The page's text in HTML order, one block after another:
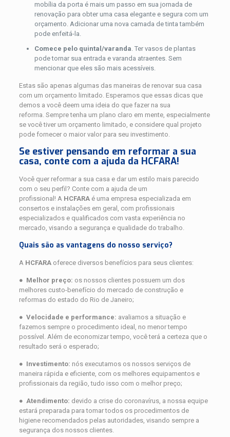
mobília da porta é mais um passo em sua jornada de
renovação para obter uma casa elegante e segura com um
orçamento. Adicionar uma nova camada de tinta também
pode enfeitá-la.
Comece pelo quintal/varanda. Ter vasos de plantas
pode tornar sua entrada e varanda atraentes. Sem
mencionar que eles são mais acessíveis.
Estas são apenas algumas das maneiras de renovar sua casa
com um orçamento limitado. Esperamos que essas dicas que
demos a você deem uma ideia do que fazer na sua
reforma. Sempre tenha um plano claro em mente, especialmente
se você tiver um orçamento limitado, e considere qual projeto
pode fornecer o maior valor para seu investimento.
Se estiver pensando em reformar a sua
casa, conte com a ajuda da HCFARA!
Você quer reformar a sua casa e dar um estilo mais parecido
com o seu perfil? Conte com a ajuda de um
profissional! A HCFARAé uma empresa especializada em
consertos e instalações em geral, com profissionais
especializados e qualificados com vasta experiência no
mercado, visando a segurança e qualidade do trabalho.
Quais são as vantagens do nosso serviço?
A HCFARAoferece diversos benefícios para seus clientes:
● Melhor preço: os nossos clientes possuem um dos
melhores custo-benefício do mercado de construção e
reformas do estado do Rio de Janeiro;
● Velocidade e performance: avaliamos a situação e
fazemos sempre o procedimento ideal, no menor tempo
possível. Além de economizar tempo, você terá a certeza que o
resultado será o esperado;
● Investimento: nós executamos os nossos serviços de
maneira rápida e eficiente, com os melhores equipamentos e
profissionais da região, tudo isso com o melhor preço;
● Atendimento: devido a crise do coronavírus, a nossa equipe
estará preparada para tomar todos os procedimentos de
higiene recomendados pelas autoridades, visando sempre a
segurança dos nossos clientes.